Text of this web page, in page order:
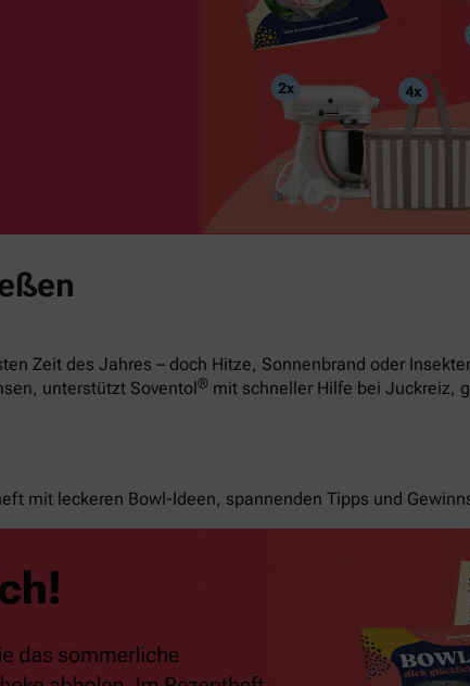
Zeit des Jahres – doch Hitze, Sonnenbrand oder
unterstützt Soventol® mit schneller Hilfe bei Juckreiz,
mit leckeren Bowl-Ideen, spannenden Tipps und